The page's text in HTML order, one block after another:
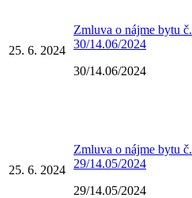
25. 6. 2024
Zmluva o nájme bytu č.
30/14.06/2024
30/14.06/2024
25. 6. 2024
Zmluva o nájme bytu č.
29/14.05/2024
29/14.05/2024